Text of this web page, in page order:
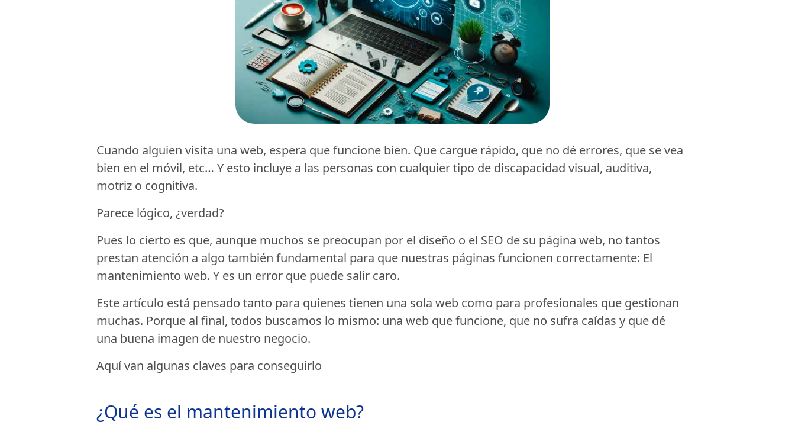
Cuando alguien visita una web, espera que funcione bien. Que cargue rápido, que no dé errores, que se vea
bien en el móvil, etc… Y esto incluye a las personas con cualquier tipo de discapacidad visual, auditiva,
motriz o cognitiva.
Parece lógico, ¿verdad?
Pues lo cierto es que, aunque muchos se preocupan por el diseño o el SEO de su página web, no tantos
prestan atención a algo también fundamental para que nuestras páginas funcionen correctamente: El
mantenimiento web. Y es un error que puede salir caro.
Este artículo está pensado tanto para quienes tienen una sola web como para profesionales que gestionan
muchas. Porque al final, todos buscamos lo mismo: una web que funcione, que no sufra caídas y que dé
una buena imagen de nuestro negocio.
Aquí van algunas claves para conseguirlo
¿Qué es el mantenimiento web?